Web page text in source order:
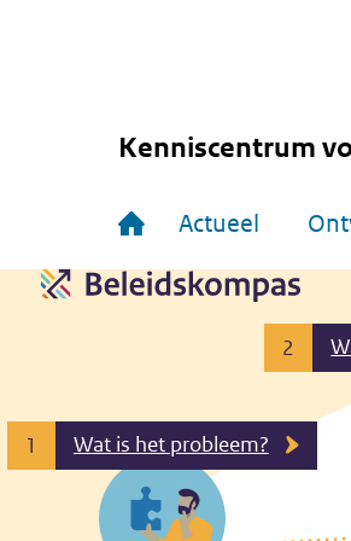
Kenniscentrum
Actueel
1 Wat is het probleem?
2